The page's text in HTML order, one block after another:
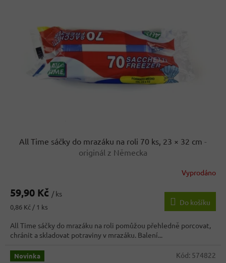
All Time sáčky do mrazáku na roli 70 ks, 23 × 32 cm -
originál z Německa
Vyprodáno
59,90 Kč / ks
Měrná
0,86 Kč / 1 ks
Do košíku
All Time sáčky do mrazáku na roli pomůžou přehledně porcovat,
chránit a skladovat potraviny v mrazáku. Balení...
Novinka Kód: 574822